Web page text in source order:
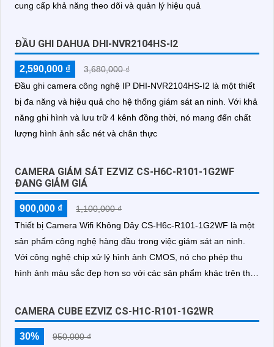
cung cấp khả năng theo dõi và quản lý hiệu quả
ĐẦU GHI DAHUA DHI-NVR2104HS-I2
2,590,000 ₫
3,680,000 ₫
Đầu ghi camera công nghệ IP DHI-NVR2104HS-I2 là một thiết
bị đa năng và hiệu quả cho hệ thống giám sát an ninh. Với khả
năng ghi hình và lưu trữ 4 kênh đồng thời, nó mang đến chất
lượng hình ảnh sắc nét và chân thực
CAMERA GIÁM SÁT EZVIZ CS-H6C-R101-1G2WF
ĐANG GIẢM GIÁ
900,000 ₫
1,100,000 ₫
Thiết bị Camera Wifi Không Dây CS-H6c-R101-1G2WF là một
sản phẩm công nghệ hàng đầu trong việc giám sát an ninh.
Với công nghệ chip xử lý hình ảnh CMOS, nó cho phép thu
hình ảnh màu sắc đẹp hơn so với các sản phẩm khác trên thị
CAMERA CUBE EZVIZ CS-H1C-R101-1G2WR
30%
950,000 ₫